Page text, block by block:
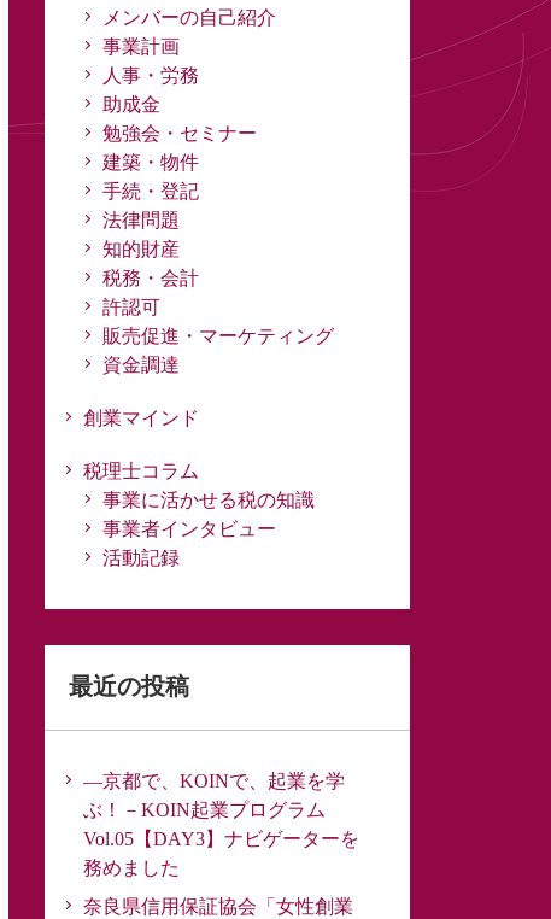
メンバーの自己紹介
事業計画
人事・労務
助成金
勉強会・セミナー
建築・物件
手続・登記
法律問題
知的財産
税務・会計
許認可
販売促進・マーケティング
資金調達
創業マインド
税理士コラム
事業に活かせる税の知識
事業者インタビュー
活動記録
最近の投稿
―京都で、KOINで、起業を学
ぶ！－KOIN起業プログラム
Vol.05【DAY3】ナビゲーターを
務めました
奈良県信用保証協会「女性創業